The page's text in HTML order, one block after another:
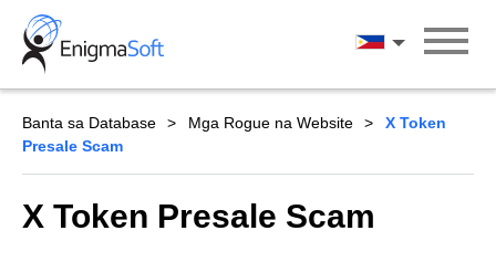
Skip
content
Wikang Filipino
Banta sa Database Mga Rogue na Website
X Token
Presale Scam
X Token Presale Scam